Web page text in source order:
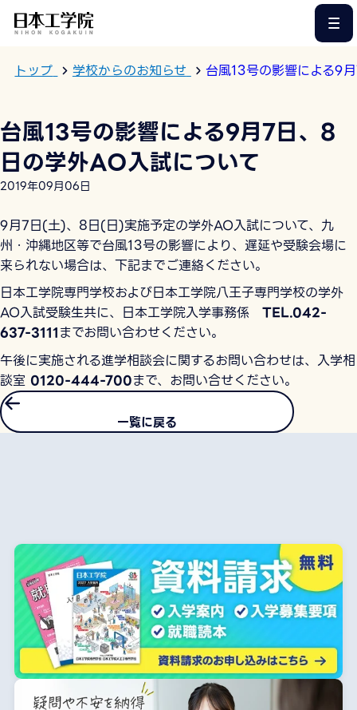
トップ 学校からのお知らせ 台風13号の影響による9
台風13号の影響による9月7日、8
日の学外AO入試について
2019年09月06日
9月7日(土)、8日(日)実施予定の学外AO入試について、九
州・沖縄地区等で台風13号の影響により、遅延や受験会場に
来られない場合は、下記までご連絡ください。
日本工学院専門学校および日本工学院八王子専門学校の学外
AO入試受験生共に、日本工学院入学事務係 TEL.042-
637-3111までお問い合わせください。
午後に実施される進学相談会に関するお問い合わせは、入学相
談室 0120-444-700まで、お問い合せください。
一覧に戻る